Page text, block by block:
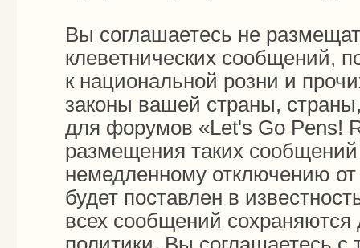
Вы соглашаетесь не
клеветнических сообщений,
к национальной розни и
законы вашей страны, страны,
для форумов «Let's Go Pens!
размещения таких
немедленному отключению
будет поставлен в
всех сообщений